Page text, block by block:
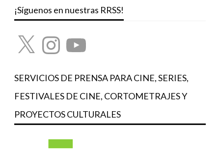
¡Síguenos en nuestras RRSS!
X InstagramYouTube
SERVICIOS DE PRENSA PARA CINE, SERIES,
FESTIVALES DE CINE, CORTOMETRAJES Y
PROYECTOS CULTURALES